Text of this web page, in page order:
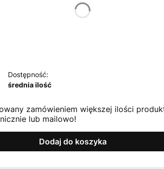
Dostępność:
średnia ilość
zamówieniem większej ilości
lub mailowo!
Dodaj do koszyka